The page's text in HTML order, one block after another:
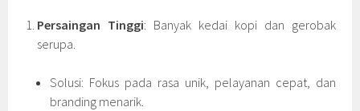
Persaingan Tinggi: Banyak kedai kopi dan gerobak
serupa.
Solusi: Fokus pada rasa unik, pelayanan cepat, dan
branding menarik.